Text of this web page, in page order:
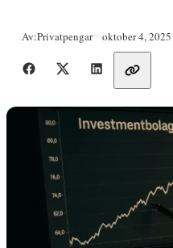
Av:Privatpengar Publicerad
oktober 4, 2025
Dela med vänner